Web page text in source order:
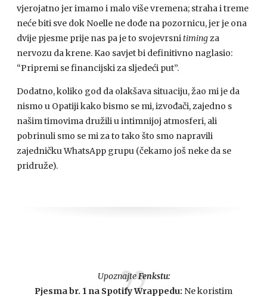
vjerojatno jer imamo i malo više vremena; straha i treme
neće biti sve dok Noelle ne dođe na pozornicu, jer je ona
dvije pjesme prije nas pa je to svojevrsnitimingza
nervozu da krene. Kao savjet bi definitivno naglasio:
“Pripremi se financijski za sljedeći put”.
Dodatno, koliko god da olakšava situaciju, žao mi je da
nismo u Opatiji kako bismo se mi, izvođači, zajedno s
našim timovima družili u intimnijoj atmosferi, ali
pobrinuli smo se mi za to tako što smo napravili
zajedničku WhatsApp grupu (čekamo još neke da se
pridruže).
UpoznajteFenkstu:
Pjesma br. 1 na Spotify Wrappedu: Ne koristim